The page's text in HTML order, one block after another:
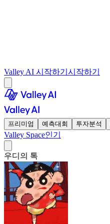
Valley AI 시작하기 시작하기
프리미엄 예측대회 투자분석
Valley Space인기
우디의 톡